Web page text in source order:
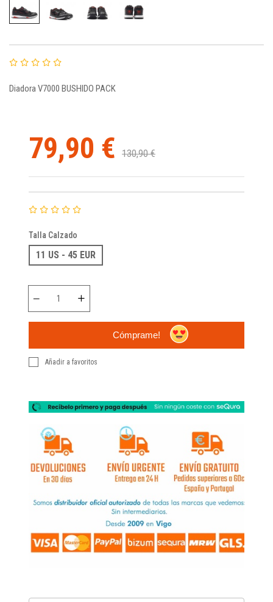
Diadora V7000 BUSHIDO PACK
79,90 € 130,90 €
Talla Calzado
11 US - 45 EUR
Cómprame!
Añadir a favoritos